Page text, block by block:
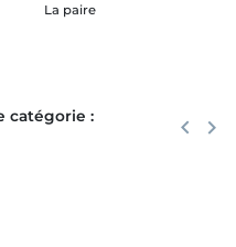
La paire
catégorie : keyboard_arrow_left keyboard_arrow_right